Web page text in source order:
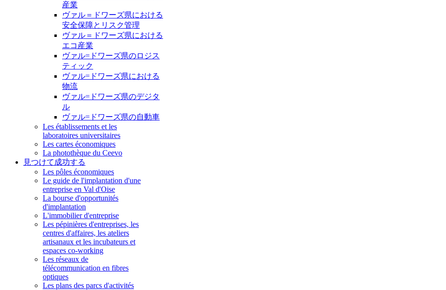
産業
ヴァル＝ドワーズ県における
安全保障とリスク管理
ヴァル＝ドワーズ県における
エコ産業
ヴァル=ドワーズ県のロジス
ティック
ヴァル=ドワーズ県における
物流
ヴァル=ドワーズ県のデジタ
ル
ヴァル=ドワーズ県の自動車
Les établissements et les
laboratoires universitaires
Les cartes économiques
La photothèque du Ceevo
見つけて成功する
Les pôles économiques
Le guide de l'implantation d'une
entreprise en Val d'Oise
La bourse d'opportunités
d'implantation
L'immobilier d'entreprise
Les pépinières d'entreprises, les
centres d'affaires, les ateliers
artisanaux et les incubateurs et
espaces co-working
Les réseaux de
télécommunication en fibres
optiques
Les plans des parcs d'activités